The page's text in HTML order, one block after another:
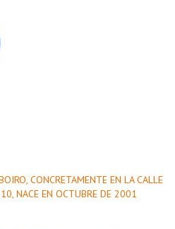
CONCRETAMENTE EN LA CALLE
NACE EN OCTUBRE DE 2001